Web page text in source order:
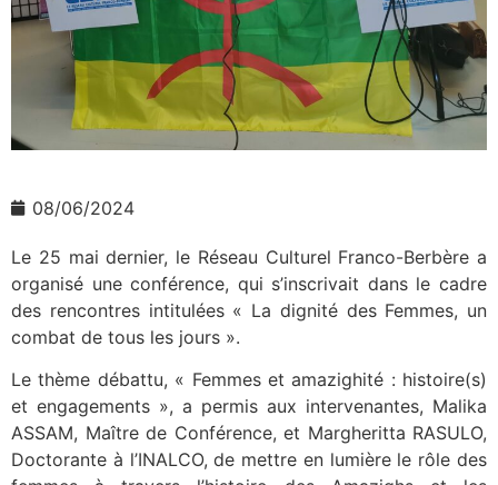
08/06/2024
Le 25 mai dernier, le Réseau Culturel Franco-Berbère a
organisé une conférence, qui s’inscrivait dans le cadre
des rencontres intitulées « La dignité des Femmes, un
combat de tous les jours ».
Le thème débattu, « Femmes et amazighité : histoire(s)
et engagements », a permis aux intervenantes, Malika
ASSAM, Maître de Conférence, et Margheritta RASULO,
Doctorante à l’INALCO, de mettre en lumière le rôle des